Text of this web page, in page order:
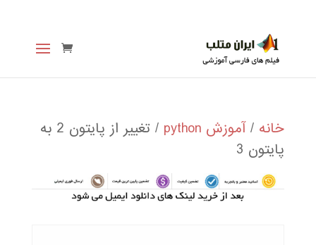
خانه /آموزش python
/ تغییر از پایتون 2 به
پایتون 3